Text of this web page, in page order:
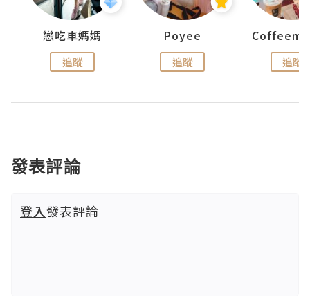
戀吃車媽媽
追蹤
Poyee
追蹤 追蹤
發表評論
登入發表評論